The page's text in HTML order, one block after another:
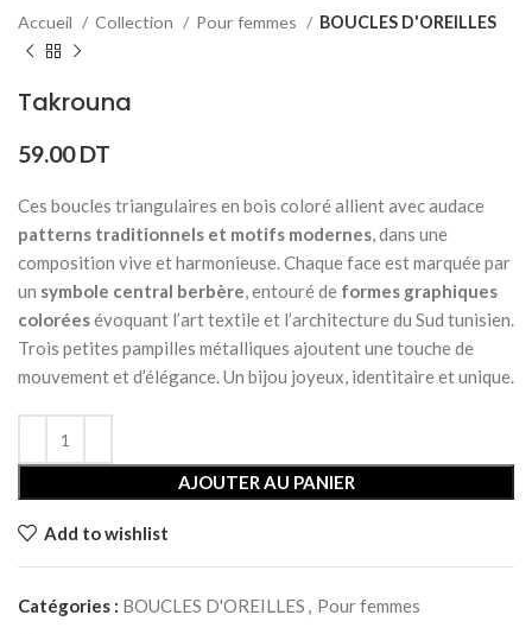
Accueil Collection Pour femmes BOUCLES D'OREILLES
Takrouna
59.00DT
Ces boucles triangulaires en bois coloré allient avec audace
patterns traditionnels et motifs modernes, dans une
composition vive et harmonieuse. Chaque face est marquée par
un symbole central berbère, entouré de formes graphiques
coloréesévoquant l’art textile et l’architecture du Sud tunisien.
Trois petites pampilles métalliques ajoutent une touche de
mouvement et d’élégance. Un bijou joyeux, identitaire et unique.
AJOUTER AU PANIER
Add to wishlist
Catégories : BOUCLES D'OREILLES , Pour femmes